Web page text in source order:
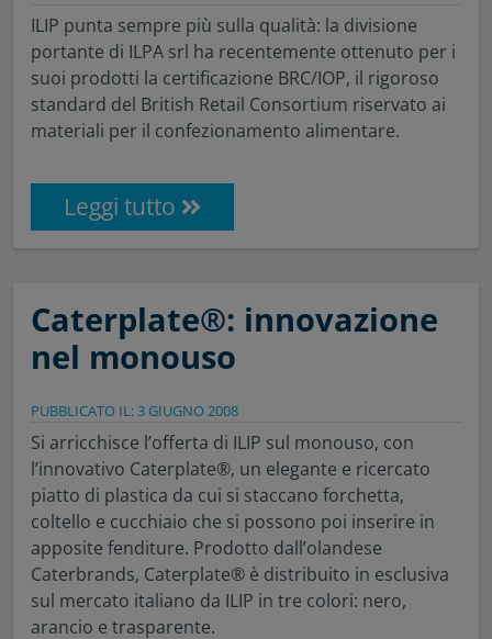
ILIP punta sempre più sulla qualità: la divisione
portante di ILPA srl ha recentemente ottenuto per i
suoi prodotti la certificazione BRC/IOP, il rigoroso
standard del British Retail Consortium riservato ai
materiali per il confezionamento alimentare.
Leggi tutto
Caterplate®: innovazione
nel monouso
PUBBLICATO IL: 3 GIUGNO 2008
Si arricchisce l’offerta di ILIP sul monouso, con
l’innovativo Caterplate®, un elegante e ricercato
piatto di plastica da cui si staccano forchetta,
coltello e cucchiaio che si possono poi inserire in
apposite fenditure. Prodotto dall’olandese
Caterbrands, Caterplate® è distribuito in esclusiva
sul mercato italiano da ILIP in tre colori: nero,
arancio e trasparente.